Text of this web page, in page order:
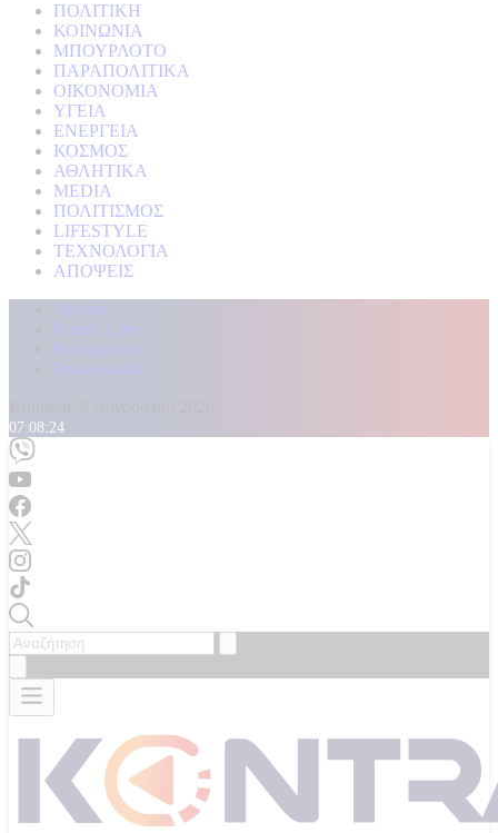
ΠΟΛΙΤΙΚΗ
ΚΟΙΝΩΝΙΑ
ΜΠΟΥΡΛΟΤΟ
ΠΑΡΑΠΟΛΙΤΙΚΑ
ΟΙΚΟΝΟΜΙΑ
ΥΓΕΙΑ
ΕΝΕΡΓΕΙΑ
ΚΟΣΜΟΣ
ΑΘΛΗΤΙΚΑ
MEDIA
ΠΟΛΙΤΙΣΜΟΣ
LIFESTYLE
ΤΕΧΝΟΛΟΓΙΑ
ΑΠΟΨΕΙΣ
Αρχική
Kontra Live
Καταγγελίες
Επικοινωνία
07:08:26